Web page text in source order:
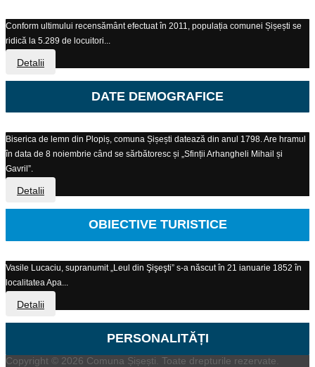
Conform ultimului recensământ efectuat în 2011, populația comunei Șișești se
ridică la 5.289 de locuitori...
Detalii
DATE DEMOGRAFICE
Biserica de lemn din Plopiș, comuna Șișești datează din anul 1798. Are hramul
în data de 8 noiembrie când se sărbătoresc și „Sfinții Arhangheli Mihail și
Gavril”.
Detalii
OBIECTIVE TURISTICE
Vasile Lucaciu, supranumit „Leul din Şişeşti” s-a născut în 21 ianuarie 1852 în
localitatea Apa...
Detalii
PERSONALITĂȚI
Copyright © 2026 Comuna Șișești. Toate drepturile rezervate.